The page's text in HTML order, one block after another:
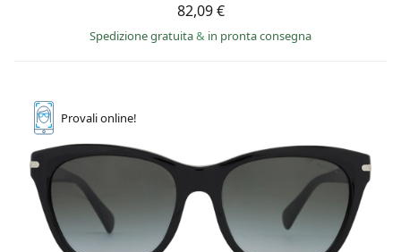
82,09 €
Spedizione gratuita& in pronta consegna
Provalionline!